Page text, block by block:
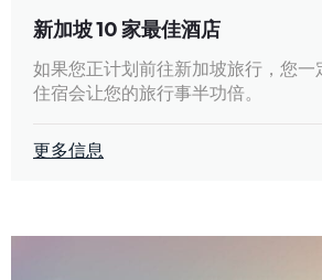
新加坡 10 家最佳酒店
如果您正计划前往新加坡旅行，您一
住宿会让您的旅行事半功倍。
更多信息